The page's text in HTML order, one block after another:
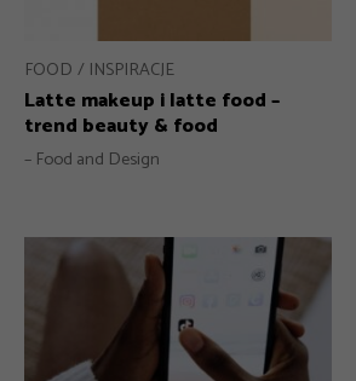
FOOD INSPIRACJE
Latte makeup i latte food –
trend beauty & food
– Food and Design